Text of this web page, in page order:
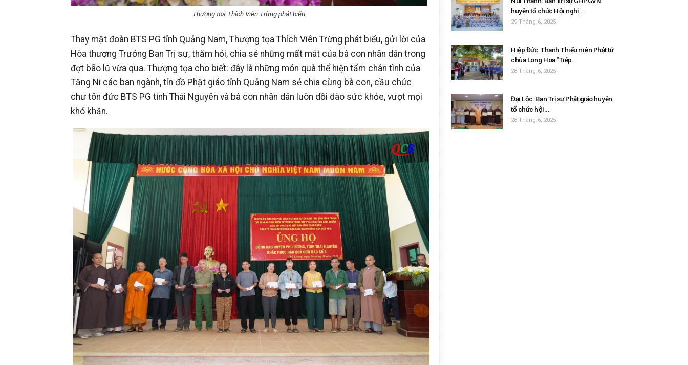
Thượng tọa Thích Viên Trừng phát biểu
Thay mặt đoàn BTS PG tỉnh Quảng Nam, Thượng tọa Thích Viên Trừng phát biểu, gửi lời của
Hòa thượng Trưởng Ban Trị sự, thăm hỏi, chia sẻ những mất mát của bà con nhân dân trong
đợt bão lũ vừa qua. Thượng tọa cho biết: đây là những món quà thể hiện tấm chân tình của
Tăng Ni các ban ngành, tín đồ Phật giáo tỉnh Quảng Nam sẻ chia cùng bà con, cầu chúc
chư tôn đức BTS PG tỉnh Thái Nguyên và bà con nhân dân luôn dồi dào sức khỏe, vượt mọi
khó khăn.
huyện tổ chức Hội nghị...
29 Tháng 6, 2025
Hiệp Đức: Thanh Thiếu niên Phật tử
chùa Long Hoa “Tiếp...
28 Tháng 6, 2025
Đại Lộc: Ban Trị sự Phật giáo huyện
tổ chức hội...
28 Tháng 6, 2025